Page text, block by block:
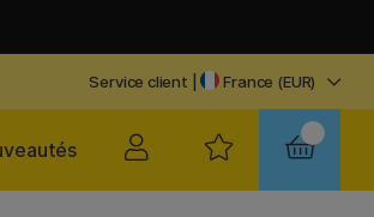
Service client | France (EUR)